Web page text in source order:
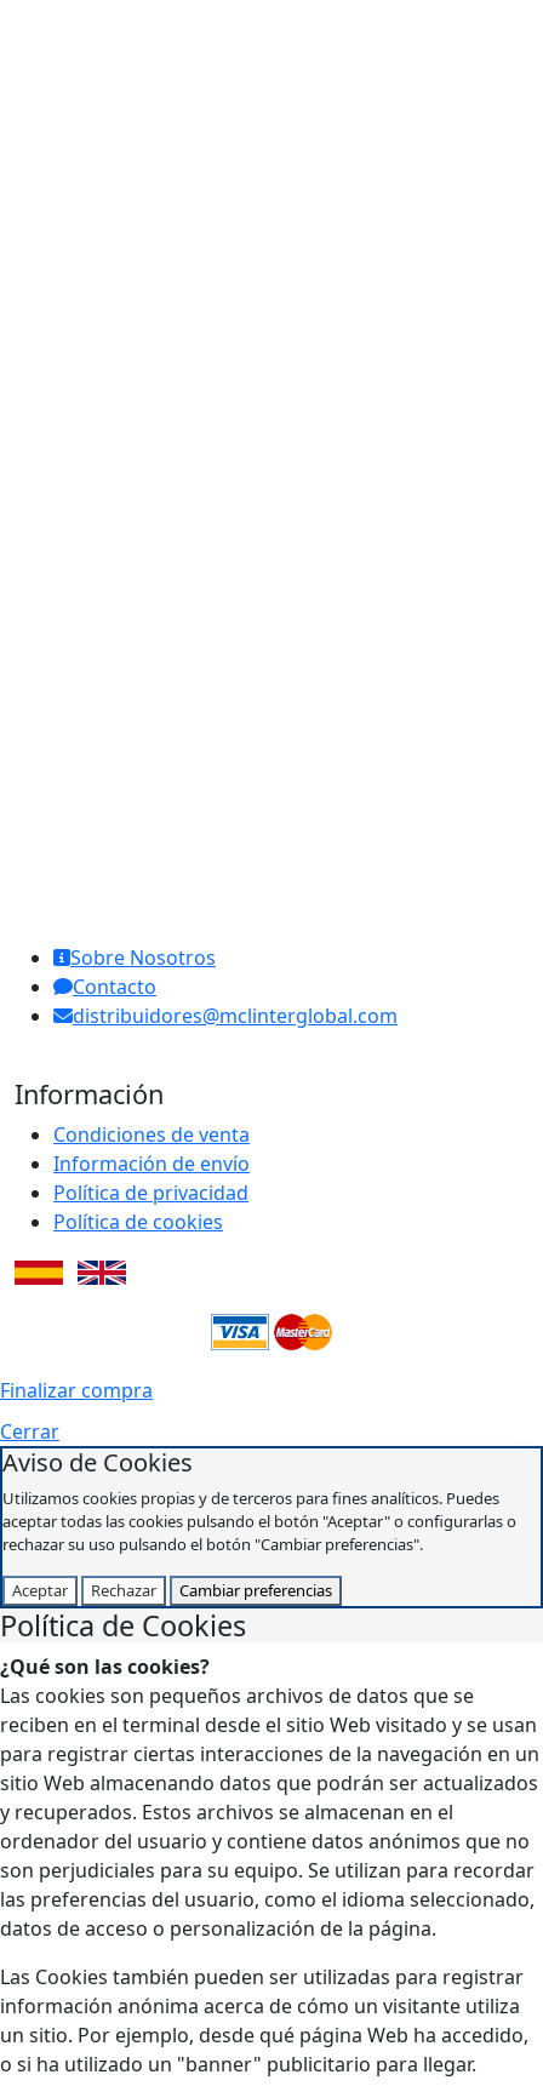
Sobre Nosotros
Contacto
distribuidores@mclinterglobal.com
Información
Condiciones de venta
Información de envío
Política de privacidad
Política de cookies
Finalizar compra
Cerrar
Aviso de Cookies
Utilizamos cookies propias y de terceros para fines analíticos. Puedes
aceptar todas las cookies pulsando el botón "Aceptar" o configurarlas o
rechazar su uso pulsando el botón "Cambiar preferencias".
Aceptar Rechazar Cambiar preferencias
Política de Cookies
¿Qué son las cookies?
Las cookies son pequeños archivos de datos que se
reciben en el terminal desde el sitio Web visitado y se usan
para registrar ciertas interacciones de la navegación en un
sitio Web almacenando datos que podrán ser actualizados
y recuperados. Estos archivos se almacenan en el
ordenador del usuario y contiene datos anónimos que no
son perjudiciales para su equipo. Se utilizan para recordar
las preferencias del usuario, como el idioma seleccionado,
datos de acceso o personalización de la página.
Las Cookies también pueden ser utilizadas para registrar
información anónima acerca de cómo un visitante utiliza
un sitio. Por ejemplo, desde qué página Web ha accedido,
o si ha utilizado un "banner" publicitario para llegar.